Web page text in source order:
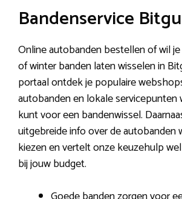
Bandenservice
Online autobanden bestellen of wil
of winter banden laten wisselen in
portaal ontdek je populaire
autobanden en lokale servicepunten
kunt voor een bandenwissel.
uitgebreide info over de autobanden
kiezen en vertelt onze keuzehulp
bij jouw budget.